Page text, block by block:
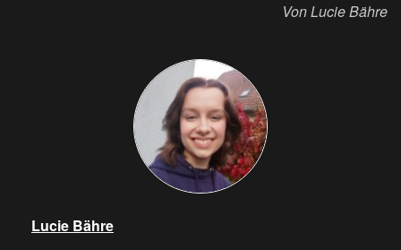
Von Lucie Bähre
Lucie Bähre